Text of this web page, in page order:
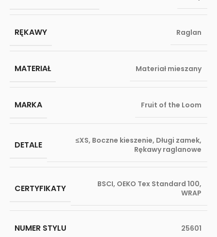
RĘKAWY Raglan
MATERIAŁ Materiał mieszany
MARKA Fruit of the Loom
DETALE ≤XS, Boczne kieszenie, Długi zamek,
Rękawy raglanowe
CERTYFIKATY BSCI, OEKO Tex Standard 100,
WRAP
NUMER STYLU 25601